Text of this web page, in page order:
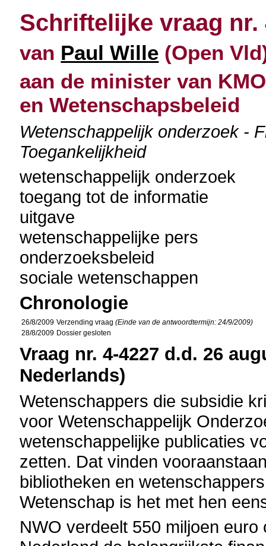
Schriftelijke vraag nr.
van Paul Wille (Open
aan de minister van
en Wetenschapsbeleid
Wetenschappelijk onderzoek -
Toegankelijkheid
wetenschappelijk onderzoek
toegang tot de informatie
uitgave
wetenschappelijke pers
onderzoeksbeleid
sociale wetenschappen
Chronologie
26/8/2009 Verzending vraag(Einde van de antwoordtermijn: 24/9/2009)
28/8/2009 Dossier gesloten
Vraag nr. 4-4227 d.d. 26
Nederlands)
Wetenschappers die subsidie
voor Wetenschappelijk
wetenschappelijke publicaties
zetten. Dat vinden
bibliotheken en
Wetenschap is het met hen
NWO verdeelt 550 miljoen